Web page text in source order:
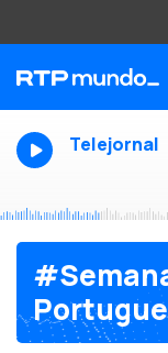
Telejornal